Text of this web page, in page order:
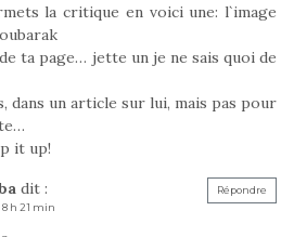
la critique en voici une: l`image
ta page… jette un je ne sais quoi de
dans un article sur lui, mais pas pour
it up!
dit :
8 h 21 min
Répondre